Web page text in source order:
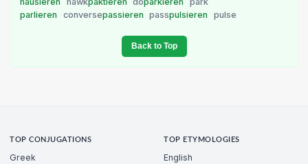
parlieren
conversepassieren passpulsieren pulse
Back to Top
TOP CONJUGATIONS
Greek
TOP ETYMOLOGIES
English